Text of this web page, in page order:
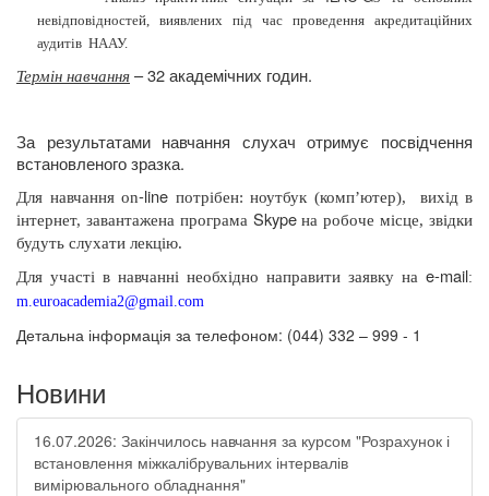
невідповідностей, виявлених під час проведення акредитаційних
аудитів НААУ.
Термін навчання – 32 академічних годин.
За результатами навчання слухач отримує посвідчення
встановленого зразка.
Для навчання on-line потрібен: ноутбук (комп’ютер),
вихід в
інтернет, завантажена програма Skypeна робоче місце, звідки
будуть слухати лекцію.
Для участі в навчанні необхідно направити заявку на e-mail:
m.euroacademia2@gmail.com
Детальна інформація за телефоном: (044) 332 – 999 - 1
Новини
16.07.2026: Закінчилось навчання за курсом "Розрахунок і
встановлення міжкалібрувальних інтервалів
вимірювального обладнання"